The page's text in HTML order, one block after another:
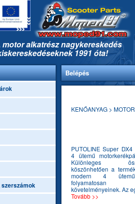
alkatrész nagykereskedés
1991 óta!
Belépés
KENŐANYAG >
PUTOLINE Super
4 ütemű
Különleges
köszönhetően a
modern 4
folyamatosan
követelményeinek. Az
Tovább >>